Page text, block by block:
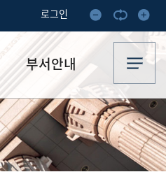
로그인
부서안내
업무안내
오시는 길